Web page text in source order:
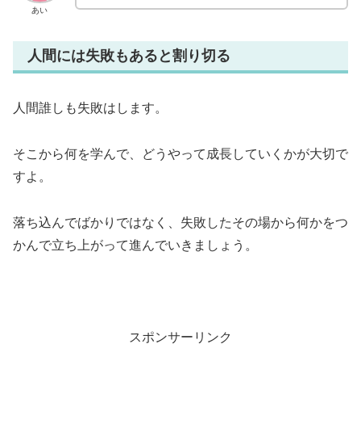
あい
人間には失敗もあると割り切る
人間誰しも失敗はします。
そこから何を学んで、どうやって成長していくかが大切で
すよ。
落ち込んでばかりではなく、失敗したその場から何かをつ
かんで立ち上がって進んでいきましょう。
スポンサーリンク